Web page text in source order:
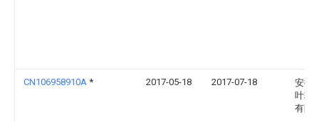
CN106958910A * 2017-05-18 2017-07-18
安徽
叶轮
有限